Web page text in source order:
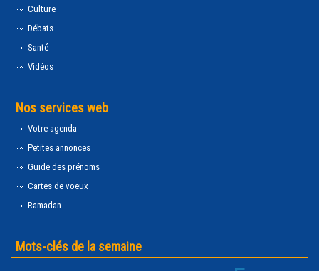
Culture
Débats
Santé
Vidéos
Nos services web
Votre agenda
Petites annonces
Guide des prénoms
Cartes de voeux
Ramadan
Mots-clés de la semaine